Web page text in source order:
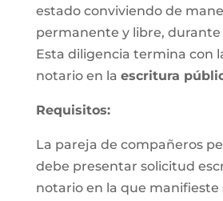
estado conviviendo de
permanente y libre, durante
Esta diligencia termina con
notario en la escritura
Requisitos:
La pareja de compañeros
debe presentar solicitud
notario en la que manifieste